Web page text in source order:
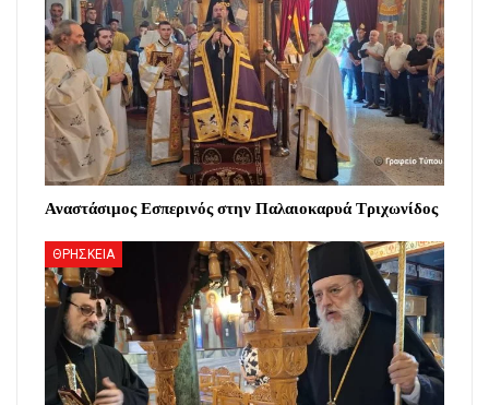
Αναστάσιμος Εσπερινός στην Παλαιοκαρυά Τριχωνίδος
ΘΡΗΣΚΕΙΑ